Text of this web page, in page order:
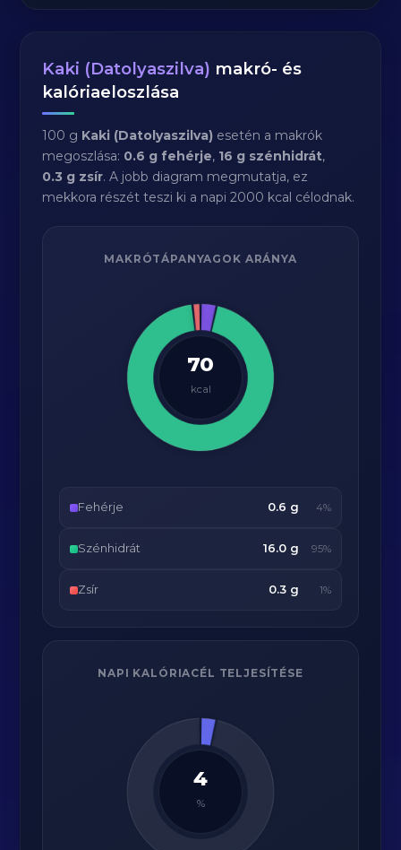
Kaki (Datolyaszilva) makró- és
kalóriaeloszlása
100 g Kaki (Datolyaszilva) esetén a makrók
megoszlása: 0.6 g fehérje, 16 g szénhidrát,
0.3 g zsír. A jobb diagram megmutatja, ez
mekkora részét teszi ki a napi 2000 kcal célodnak.
MAKRÓTÁPANYAGOK ARÁNYA
70
kcal
Fehérje 0.6 g 4%
Szénhidrát 16.0 g 95%
Zsír 0.3 g 1%
NAPI KALÓRIACÉL TELJESÍTÉSE
4
%